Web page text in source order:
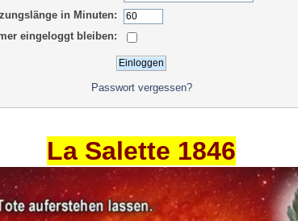
in Minuten:
eingeloggt bleiben:
Passwort vergessen?
La Salette 1846